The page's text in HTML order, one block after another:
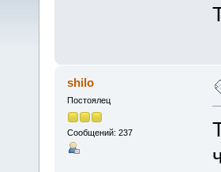
shilo
Постоялец
Сообщений: 237